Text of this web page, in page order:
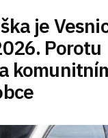
je
Porotu